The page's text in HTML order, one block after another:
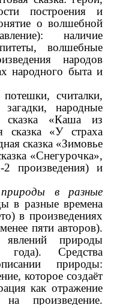
построения и
о волшебной
наличие
волшебные
народов
народного быта и
считалки,
народные
сказка «Каша из
сказка «У страха
сказка «Зимовье
«Снегурочка»,
2 произведения) и
в разные
в разные времена
в произведениях
пяти авторов)‌.
явлений природы
Средства
природы:
которое создаёт
как отражение
на произведение.